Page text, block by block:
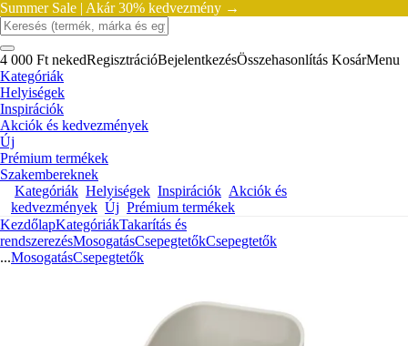
Summer Sale | Akár 30% kedvezmény →
4 000 Ft nekedRegisztrációBejelentkezésÖsszehasonlítás KosárMenu
Kategóriák
Helyiségek
Inspirációk
Akciók és kedvezmények
Új
Prémium termékek
Szakembereknek
Kategóriák Helyiségek Inspirációk Akciók és
kedvezmények Új Prémium termékek
KezdőlapKategóriákTakarítás és
rendszerezésMosogatásCsepegtetőkCsepegtetők
...MosogatásCsepegtetők